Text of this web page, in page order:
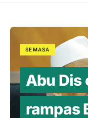
SEMASA
Abu Dis
rampas